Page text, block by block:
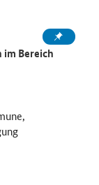
Bereich